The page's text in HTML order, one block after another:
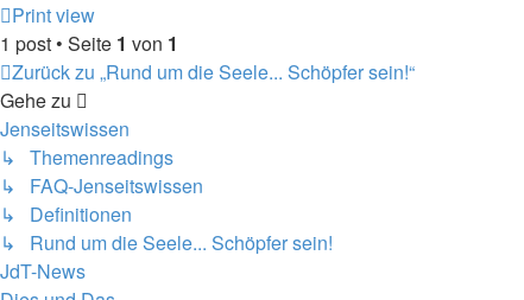
Print view
1 post • Seite 1 von 1
Zurück zu „Rund um die Seele... Schöpfer sein!“
Gehe zu
Jenseitswissen
↳ Themenreadings
↳ FAQ-Jenseitswissen
↳ Definitionen
↳ Rund um die Seele... Schöpfer sein!
JdT-News